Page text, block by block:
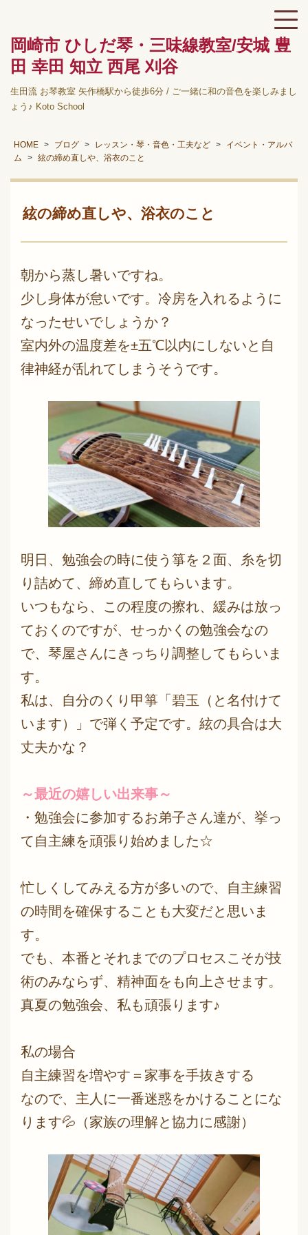
岡崎市 ひしだ琴・三味線教室/安城 豊
田 幸田 知立 西尾 刈谷
生田流 お琴教室 矢作橋駅から徒歩6分 / ご一緒に和の音色を楽しみまし
ょう♪ Koto School
HOME ブログ レッスン・琴・音色・工夫など
イベント・アルバ
ム
絃の締め直しや、浴衣のこと
絃の締め直しや、浴衣のこと
朝から蒸し暑いですね。
少し身体が怠いです。冷房を入れるように
なったせいでしょうか？
室内外の温度差を±五℃以内にしないと自
律神経が乱れてしまうそうです。
明日、勉強会の時に使う箏を２面、糸を切
り詰めて、締め直してもらいます。
いつもなら、この程度の擦れ、緩みは放っ
ておくのですが、せっかくの勉強会なの
で、琴屋さんにきっちり調整してもらいま
す。
私は、自分のくり甲箏「碧玉（と名付けて
います）」で弾く予定です。絃の具合は大
丈夫かな？
～最近の嬉しい出来事～
・勉強会に参加するお弟子さん達が、挙っ
て自主練を頑張り始めました☆
忙しくしてみえる方が多いので、自主練習
の時間を確保することも大変だと思いま
す。
でも、本番とそれまでのプロセスこそが技
術のみならず、精神面をも向上させます。
真夏の勉強会、私も頑張ります♪
私の場合
自主練習を増やす＝家事を手抜きする
なので、主人に一番迷惑をかけることにな
ります💦（家族の理解と協力に感謝）